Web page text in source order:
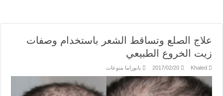
علاج الصلع وتساقط الشعر باستخدام وصفات
زيت الخروع الطبيعي
Khaled
2017/02/20 بانوراما منوعات